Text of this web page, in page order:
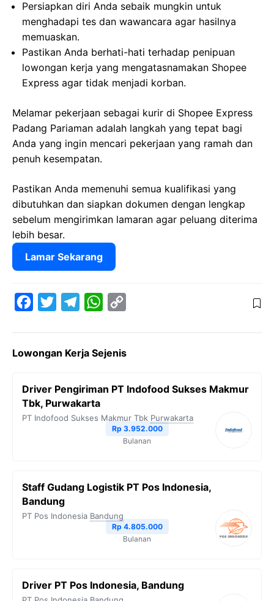
Persiapkan diri Anda sebaik mungkin untuk
menghadapi tes dan wawancara agar hasilnya
memuaskan.
Pastikan Anda berhati-hati terhadap penipuan
lowongan kerja yang mengatasnamakan Shopee
Express agar tidak menjadi korban.
Melamar pekerjaan sebagai kurir di Shopee Express
Padang Pariaman adalah langkah yang tepat bagi
Anda yang ingin mencari pekerjaan yang ramah dan
penuh kesempatan.
Pastikan Anda memenuhi semua kualifikasi yang
dibutuhkan dan siapkan dokumen dengan lengkap
sebelum mengirimkan lamaran agar peluang diterima
lebih besar.
Lamar Sekarang
e
o
o
t
e
e
r
a
W
t
A
p
y
i
k
Lowongan Kerja Sejenis
Driver Pengiriman PT Indofood Sukses Makmur
Tbk, Purwakarta
PT Indofood Sukses Makmur Tbk Purwakarta
Rp 3.952.000
Bulanan
Staff Gudang Logistik PT Pos Indonesia,
Bandung
PT Pos Indonesia Bandung
Rp 4.805.000
Bulanan
Driver PT Pos Indonesia, Bandung